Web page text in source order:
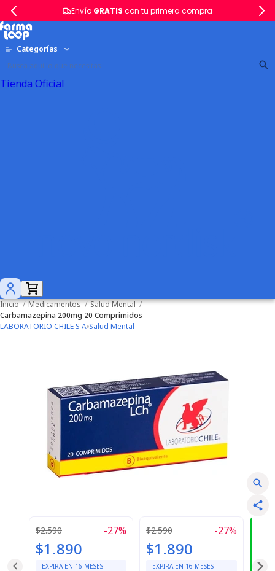
Envío GRATIS con tu primera compra
Categorías
Tienda Oficial
Inicio / Medicamentos / Salud Mental /
Carbamazepina 200mg 20 Comprimidos
LABORATORIO CHILE S A Salud Mental
$2.590 -27%
$1.890
EXPIRA EN 16 MESES
$2.590 -27%
$1.890
EXPIRA EN 16 MESES